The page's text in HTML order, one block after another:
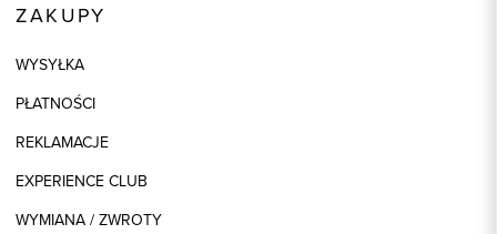
ZAKUPY
WYSYŁKA
PŁATNOŚCI
REKLAMACJE
EXPERIENCE CLUB
WYMIANA / ZWROTY